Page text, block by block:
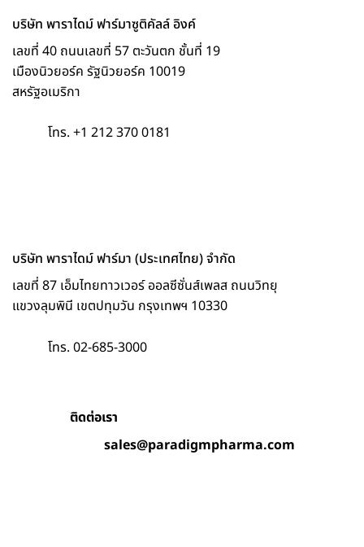
บริษัท พาราไดม์ ฟาร์มาซูติคัลล์ อิงค์
เลขที่ 40 ถนนเลขที่ 57 ตะวันตก ชั้นที่ 19
เมืองนิวยอร์ค รัฐนิวยอร์ค 10019
สหรัฐอเมริกา
โทร. +1 212 370 0181
บริษัท พาราไดม์ ฟาร์มา (ประเทศไทย) จำกัด
เลขที่ 87 เอ็มไทยทาวเวอร์ ออลซีซั่นส์เพลส ถนนวิทยุ
แขวงลุมพินี เขตปทุมวัน กรุงเทพฯ 10330
โทร. 02-685-3000
ติดต่อเรา
sales@paradigmpharma.com